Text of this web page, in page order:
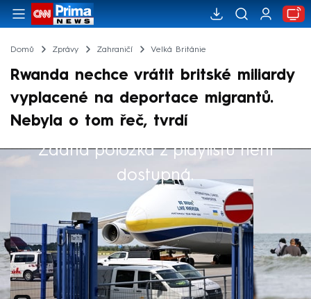
Domů Zprávy Zahraničí Velká Británie
Rwanda nechce vrátit britské miliardy
vyplacené na deportace migrantů.
Nebyla o tom řeč, tvrdí
Žádná položka z playlistu není
dostupná.
Výběr redakce